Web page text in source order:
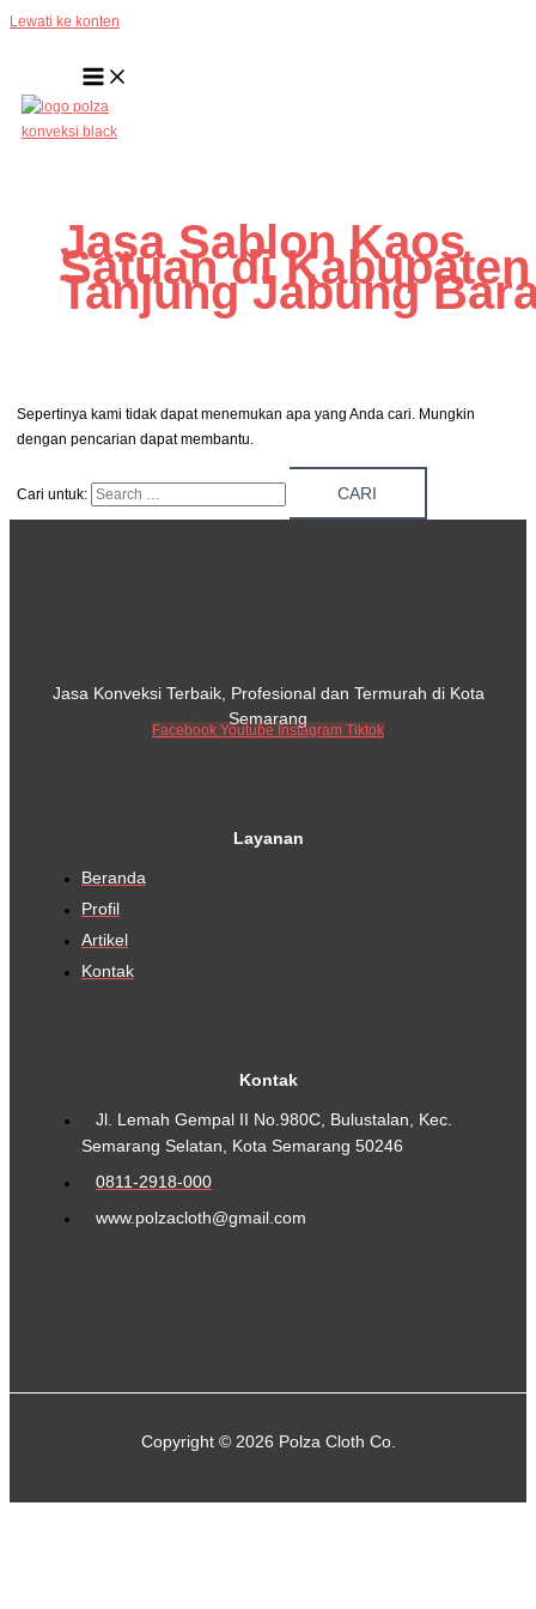
Lewati ke konten
Jasa Sablon Kaos
Satuan di Kabupaten
Tanjung Jabung
Sepertinya kami tidak dapat menemukan apa yang Anda cari. Mungkin
dengan pencarian dapat membantu.
Cari untuk:
Jasa Konveksi Terbaik, Profesional dan Termurah di Kota
Semarang
Facebook Youtube Instagram Tiktok
Layanan
Beranda
Profil
Artikel
Kontak
Kontak
Jl. Lemah Gempal II No.980C, Bulustalan, Kec.
Semarang Selatan, Kota Semarang 50246
0811-2918-000
www.polzacloth@gmail.com
Copyright © 2026 Polza Cloth Co.